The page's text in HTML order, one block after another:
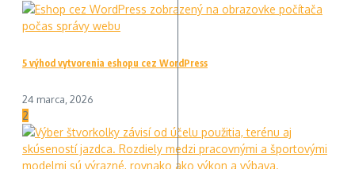
5 výhod vytvorenia eshopu cez WordPress
24 marca, 2026
2